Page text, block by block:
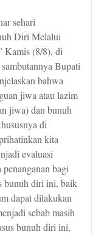
sehari
Diri Melalui
Kamis (8/8), di
Bupati
bahwa
jiwa atau lazim
jiwa) dan bunuh
di
kita
evaluasi
bagi
bunuh diri ini, baik
dapat dilakukan
sebab masih
bunuh diri ini,